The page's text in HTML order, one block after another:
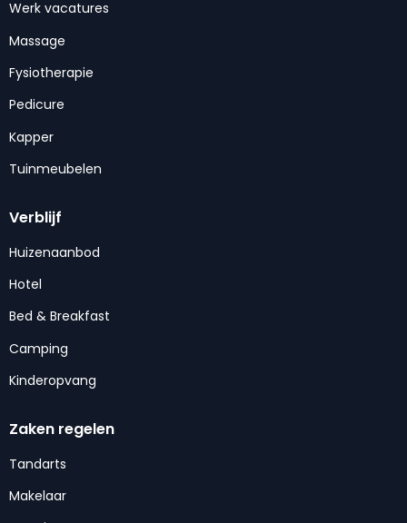
Werk vacatures
Massage
Fysiotherapie
Pedicure
Kapper
Tuinmeubelen
Verblijf
Huizenaanbod
Hotel
Bed & Breakfast
Camping
Kinderopvang
Zaken regelen
Tandarts
Makelaar